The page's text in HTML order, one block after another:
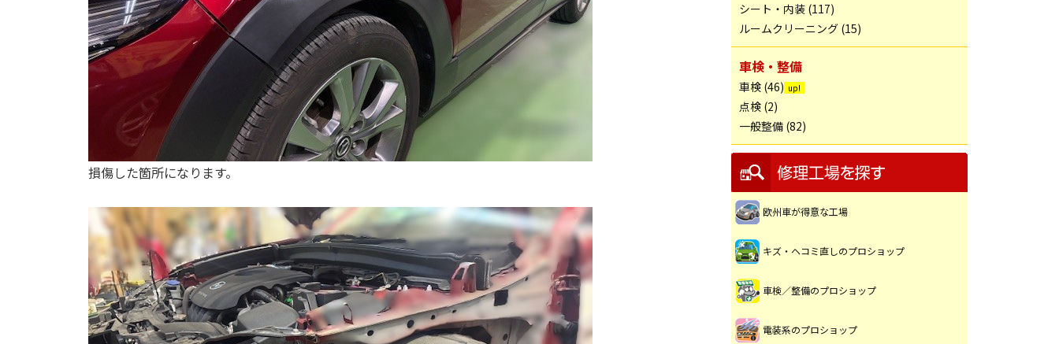
損傷した箇所になります。
シート・内装 (117)
ルームクリーニング (15)
車検・整備
車検 (46)
点検 (2)
一般整備 (82)
欧州車が得意な工場
キズ・ヘコミ直しのプロショップ
車検／整備のプロショップ
電装系のプロショップ